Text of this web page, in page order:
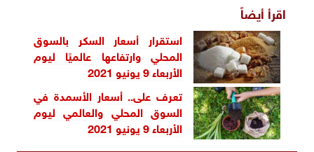
اقرأ أيضاً
استقرار أسعار السكر بالسوق
المحلي وارتفاعها عالميًا ليوم
الأربعاء 9 يونيو 2021
تعرف على.. أسعار الأسمدة في
السوق المحلي والعالمي ليوم
الأربعاء 9 يونيو 2021